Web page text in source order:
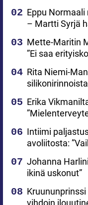
Eppu
– Martti Syrjä
Mette-Maritin
”Ei saa
Rita Niemi-
Erika
Intiimi
avoliitosta:
Johanna
ikinä uskonut”
vihdoin